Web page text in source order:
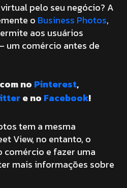
pelo seu negócio? A
o Business Photos,
aos usuários
um comércio antes de
no Pinterest,
e no Facebook!
tem a mesma
View, no entanto, o
comércio e fazer uma
mais informações sobre